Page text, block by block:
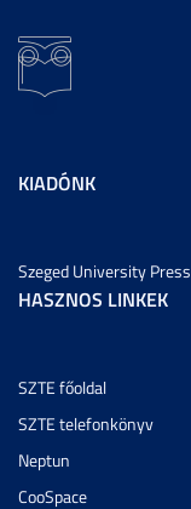
KIADÓNK
Szeged University Press
HASZNOS LINKEK
SZTE főoldal
SZTE telefonkönyv
Neptun
CooSpace